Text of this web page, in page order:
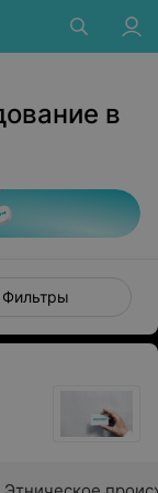
в
Фильтры